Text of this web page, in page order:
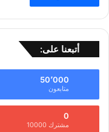
أتبعنا على:
50٬000
متابعون
0
مشترك 10000